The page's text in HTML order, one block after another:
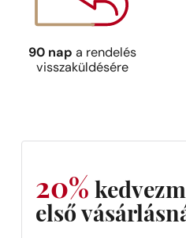
90 nap a rendelés
visszaküldésére
20%
első